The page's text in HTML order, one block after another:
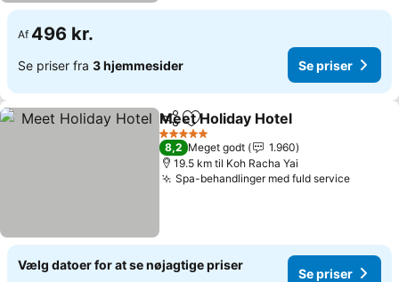
Af 496 kr.
Se priser fra 3 hjemmesider Se priser
Del Føj til favoritter
Meet Holiday Hotel
5 Stjerner
8,2 Meget godt
1.960
19.5 km til Koh Racha Yai
Spa-behandlinger med fuld service
Vælg datoer for at se nøjagtige priser
Se priser